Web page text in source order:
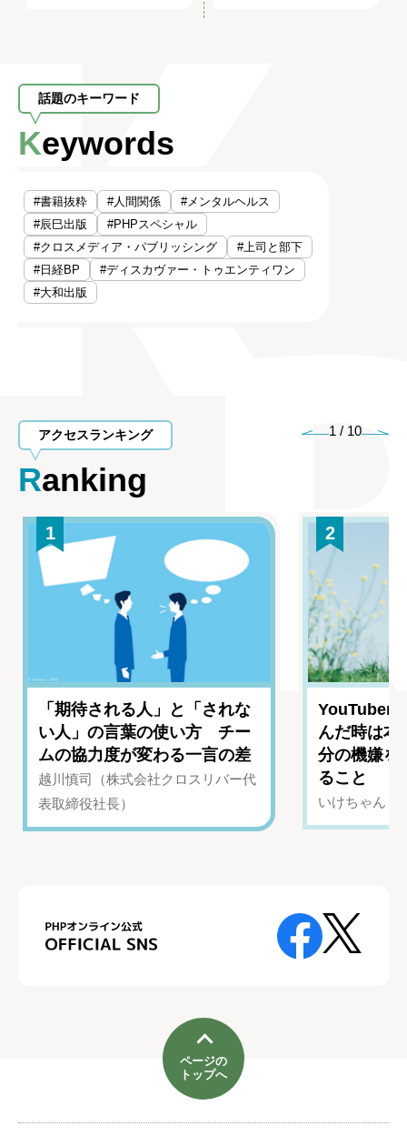
話題のキーワード
Keywords
#書籍抜粋 #人間関係
#メンタルヘルス
#辰巳出版
#PHPスペシャル
#クロスメディア・パブリッシング
#上司と部下
#日経BP
#ディスカヴァー・トゥエンティワン
#大和出版
アクセスランキング
Ranking
1 / 10
1
「期待される人」と「されな
い人」の言葉の使い方 チー
ムの協力度が変わる一言の差
越川慎司（株式会社クロスリバー代
表取締役社長）
2
YouTuber
んだ時は
分の機嫌を
ること
いけちゃん（
ページの
トップへ